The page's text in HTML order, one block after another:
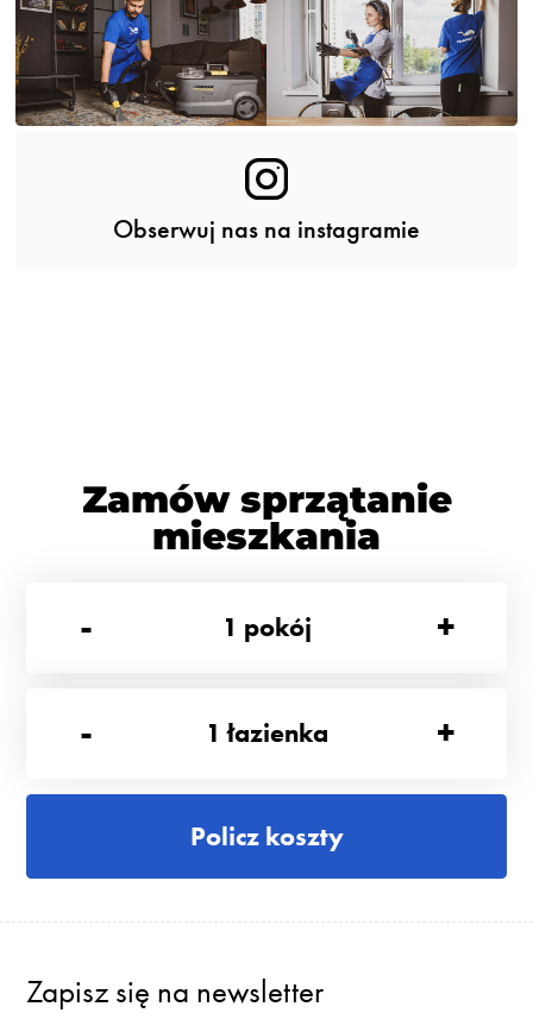
Obserwuj nas na instagramie
Zamów sprzątanie
mieszkania
-
1 pokój +
- 1 łazienka +
Policz koszty
Zapisz się na newsletter